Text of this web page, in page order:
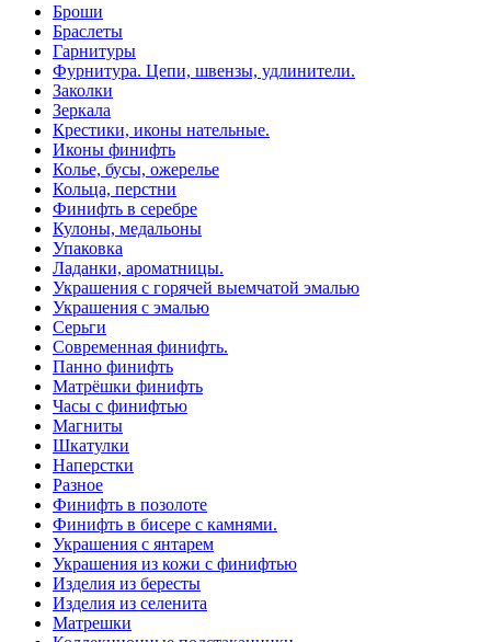
Броши
Браслеты
Гарнитуры
Фурнитура. Цепи, швензы, удлинители.
Заколки
Зеркала
Крестики, иконы нательные.
Иконы финифть
Колье, бусы, ожерелье
Кольца, перстни
Финифть в серебре
Кулоны, медальоны
Упаковка
Ладанки, ароматницы.
Украшения с горячей выемчатой эмалью
Украшения с эмалью
Серьги
Современная финифть.
Панно финифть
Матрёшки финифть
Часы с финифтью
Магниты
Шкатулки
Наперстки
Разное
Финифть в позолоте
Финифть в бисере с камнями.
Украшения с янтарем
Украшения из кожи с финифтью
Изделия из бересты
Изделия из селенита
Матрешки